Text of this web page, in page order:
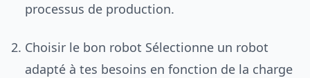
processus de production.
Choisir le bon robot Sélectionne un robot
adapté à tes besoins en fonction de la charge